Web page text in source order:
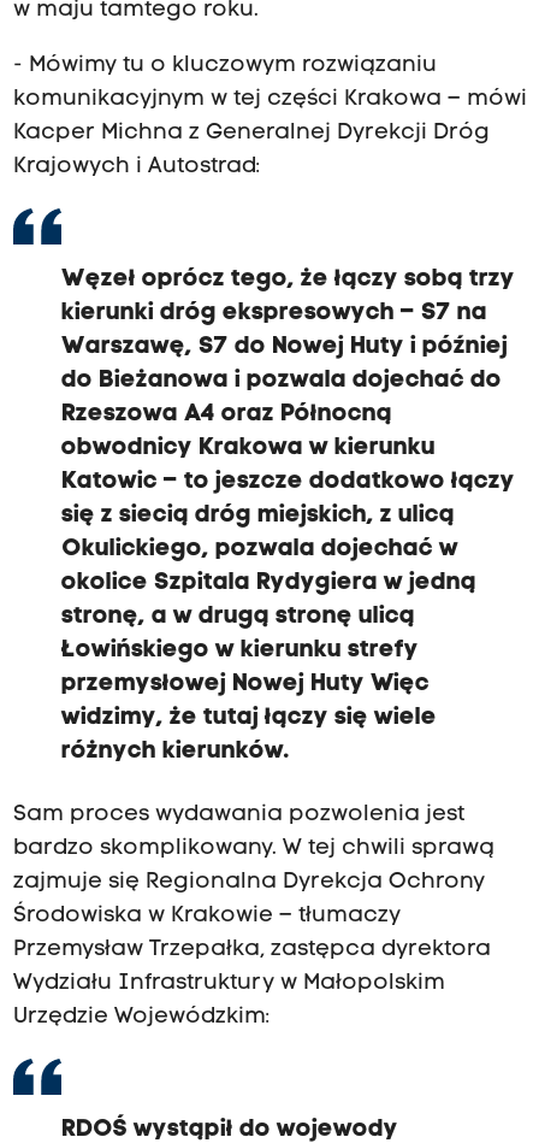
w maju tamtego roku.
- Mówimy tu o kluczowym rozwiązaniu
komunikacyjnym w tej części Krakowa – mówi
Kacper Michna z Generalnej Dyrekcji Dróg
Krajowych i Autostrad:
Węzeł oprócz tego, że łączy sobą trzy
kierunki dróg ekspresowych – S7 na
Warszawę, S7 do Nowej Huty i później
do Bieżanowa i pozwala dojechać do
Rzeszowa A4 oraz Północną
obwodnicy Krakowa w kierunku
Katowic – to jeszcze dodatkowo łączy
się z siecią dróg miejskich, z ulicą
Okulickiego, pozwala dojechać w
okolice Szpitala Rydygiera w jedną
stronę, a w drugą stronę ulicą
Łowińskiego w kierunku strefy
przemysłowej Nowej Huty Więc
widzimy, że tutaj łączy się wiele
różnych kierunków.
Sam proces wydawania pozwolenia jest
bardzo skomplikowany. W tej chwili sprawą
zajmuje się Regionalna Dyrekcja Ochrony
Środowiska w Krakowie – tłumaczy
Przemysław Trzepałka, zastępca dyrektora
Wydziału Infrastruktury w Małopolskim
Urzędzie Wojewódzkim:
RDOŚ wystąpił do wojewody